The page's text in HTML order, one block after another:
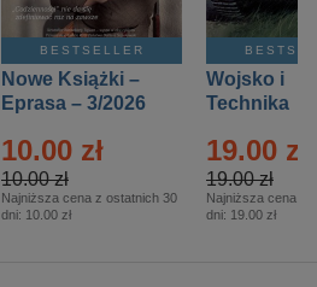
BESTSELLER
Nowe Książki –
Eprasa – 3/2026
10.00 zł
10.00 zł
Najniższa cena z ostatnich 30
dni: 10.00 zł
Wojsko i
Technika
– 2/2026
19.00 zł
19.00 zł
Najniższa cena z
dni: 19.00 zł